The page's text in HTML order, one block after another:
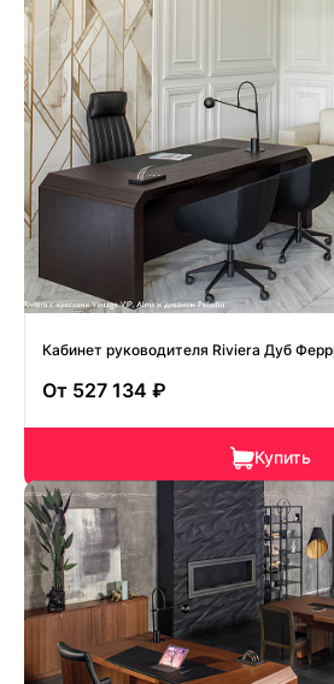
Кабинет руководителя Riviera Дуб
От 527 134 ₽
Купить